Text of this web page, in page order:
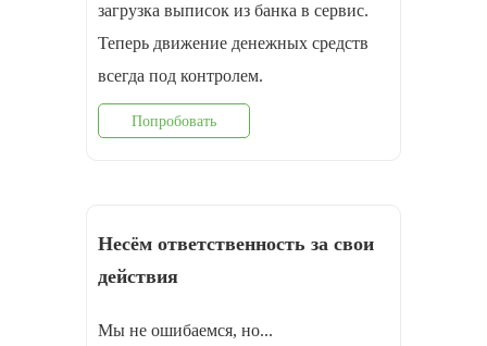
загрузка выписок из банка в сервис.
Теперь движение денежных средств
всегда под контролем.
Попробовать
Несём ответственность за свои
действия
Мы не ошибаемся, но...